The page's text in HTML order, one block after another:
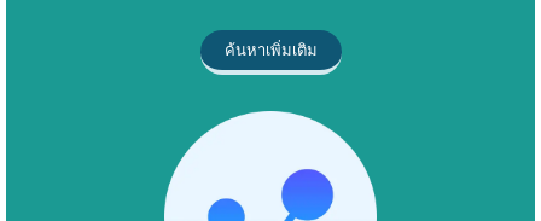
ค้นหาเพิ่มเติม